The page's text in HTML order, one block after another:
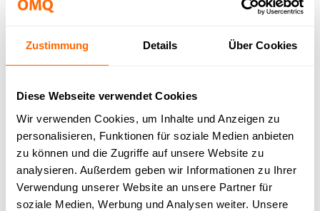
Zustimmung Details Über Cookies
Diese Webseite verwendet Cookies
Wir verwenden Cookies, um Inhalte und Anzeigen zu
personalisieren, Funktionen für soziale Medien anbieten
zu können und die Zugriffe auf unsere Website zu
analysieren. Außerdem geben wir Informationen zu Ihrer
Verwendung unserer Website an unsere Partner für
soziale Medien, Werbung und Analysen weiter. Unsere
Antwortzeit bei automatisch gelösten Anfragen